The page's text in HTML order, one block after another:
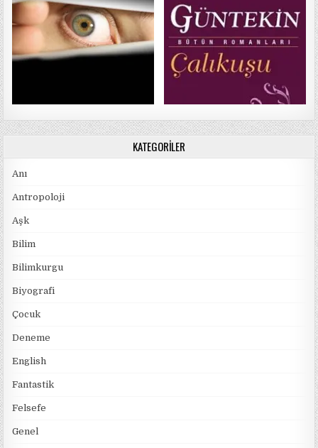
KATEGORILER
Anı
Antropoloji
Aşk
Bilim
Bilimkurgu
Biyografi
Çocuk
Deneme
English
Fantastik
Felsefe
Genel